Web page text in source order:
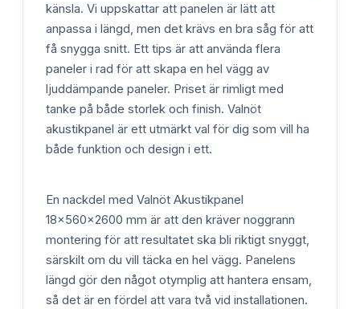
känsla. Vi uppskattar att panelen är lätt att
anpassa i längd, men det krävs en bra såg för att
få snygga snitt. Ett tips är att använda flera
paneler i rad för att skapa en hel vägg av
ljuddämpande paneler. Priset är rimligt med
tanke på både storlek och finish. Valnöt
akustikpanel är ett utmärkt val för dig som vill ha
både funktion och design i ett.
En nackdel med Valnöt Akustikpanel
18x560x2600 mm är att den kräver noggrann
montering för att resultatet ska bli riktigt snyggt,
särskilt om du vill täcka en hel vägg. Panelens
längd gör den något otymplig att hantera ensam,
så det är en fördel att vara två vid installationen.